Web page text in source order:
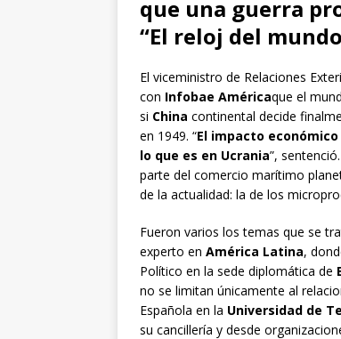
que una guerra
“El reloj del
El viceministro de Relaciones
con Infobae Américaque el
si China continental decide
en 1949. “El impacto
lo que es en Ucrania”,
parte del comercio marítimo
de la actualidad: la de los
Fueron varios los temas que se
experto en América Latina,
Político en la sede diplomática de
no se limitan únicamente al
Española en la Universidad de
su cancillería y desde